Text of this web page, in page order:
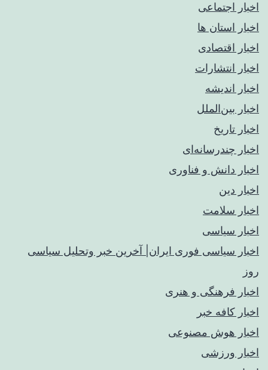
اخبار اجتماعی
اخبار استان ها
اخبار اقتصادی
اخبار انتشارات
اخبار اندیشه
اخبار بین‌الملل
اخبار تاریخ
اخبار چندرسانه‌ای
اخبار دانش و فناوری
اخبار دین
اخبار سلامت
اخبار سیاسی
اخبار سیاسی فوری ایران| آخرین خبر وتحلیل سیاسی
روز
اخبار فرهنگی و هنری
اخبار کافه خبر
اخبار هوش مصنوعی
اخبار ورزشی